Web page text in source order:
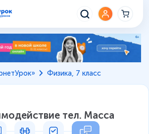
Физика, 7 класс
тел. Масса